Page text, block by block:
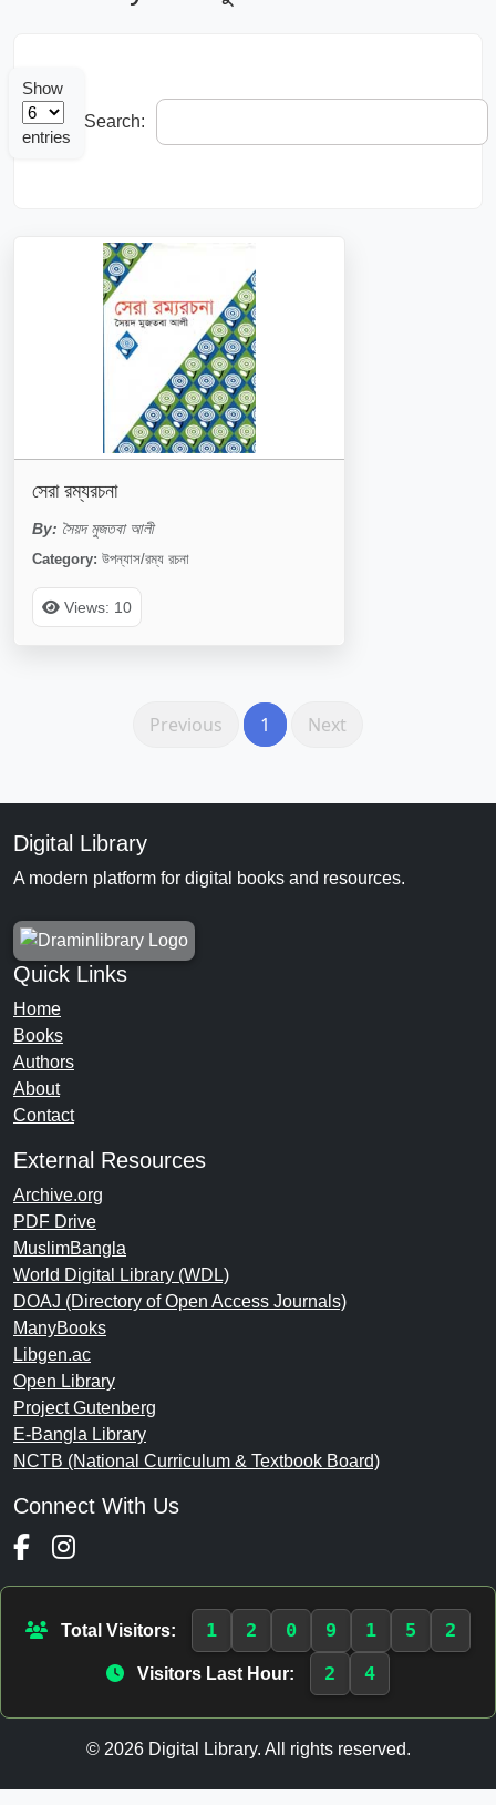
Show
entries
Search:
সেরা রম্যরচনা
By: সৈয়দ মুজতবা আলী
Category: উপন্যাস/রম্য রচনা
Views: 10
Previous 1 Next
Digital Library
A modern platform for digital books and resources.
Quick Links
Home
Books
Authors
About
Contact
External Resources
Archive.org
PDF Drive
MuslimBangla
World Digital Library (WDL)
DOAJ (Directory of Open Access Journals)
ManyBooks
Libgen.ac
Open Library
Project Gutenberg
E-Bangla Library
NCTB (National Curriculum & Textbook Board)
Connect With Us
Total Visitors: 1 2 0 9 1 5 2
Visitors Last Hour: 2 4
© 2026 Digital Library. All rights reserved.